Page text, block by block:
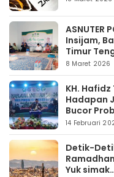
ASNUTER
Insijam,
Timur
8 Maret 2026
KH.
Hadapan
Bucor
14 Februari
Detik-
Yuk